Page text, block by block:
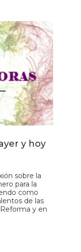
y hoy
sobre la
para la
como
de las
y en